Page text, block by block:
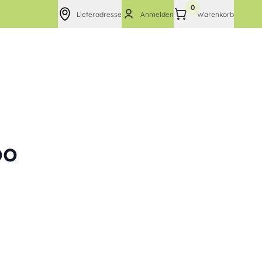
Lieferadresse Anmelden
0
Warenkorb